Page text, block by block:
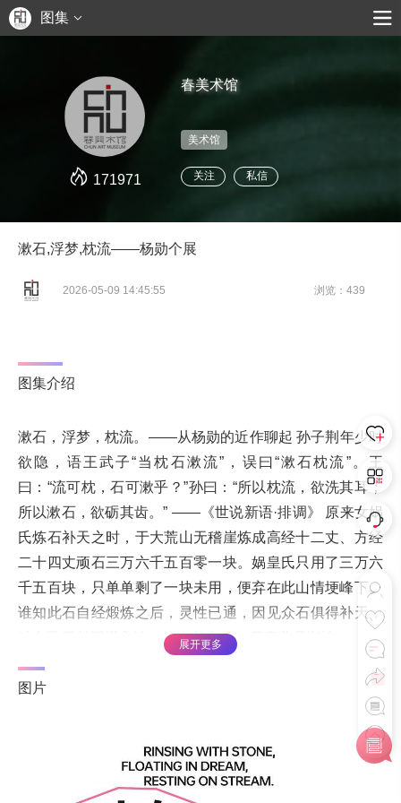
图集
171971
春美术馆
美术馆
关注 私信
漱石,浮梦,枕流——杨勋个展
2026-05-09 14:45:55 浏览：439
图集介绍
漱石，浮梦，枕流。——从杨勋的近作聊起 孙子荆年少时
欲隐，语王武子“当枕石漱流”，误曰“漱石枕流”。王
曰：“流可枕，石可漱乎？”孙曰：“所以枕流，欲洗其耳；
所以漱石，欲砺其齿。” ——《世说新语·排调》 原来女娲
氏炼石补天之时，于大荒山无稽崖炼成高经十二丈、方经
二十四丈顽石三万六千五百零一块。娲皇氏只用了三万六
千五百块，只单单剩了一块未用，便弃在此山情埂峰下。
谁知此石自经煅炼之后，灵性已通，因见众石俱得补天，
独自己无材不堪入选，遂自怨自叹，日夜悲号惭愧。 ——
*以上内容由所属艺客发布或授权发布，转载请注明出处。 本网站不承担相应
展开更多
图片